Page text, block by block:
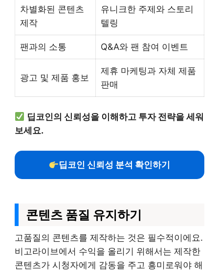
차별화된 콘텐츠
제작
유니크한 주제와 스토리
텔링
팬과의 소통 Q&A와 팬 참여 이벤트
광고 및 제품 홍보
제휴 마케팅과 자체 제품
판매
딥코인의 신뢰성을 이해하고 투자 전략을 세워
보세요.
딥코인 신뢰성 분석 확인하기
콘텐츠 품질 유지하기
고품질의 콘텐츠를 제작하는 것은 필수적이에요.
비고라이브에서 수익을 올리기 위해서는 제작한
콘텐츠가 시청자에게 감동을 주고 흥미로워야 해